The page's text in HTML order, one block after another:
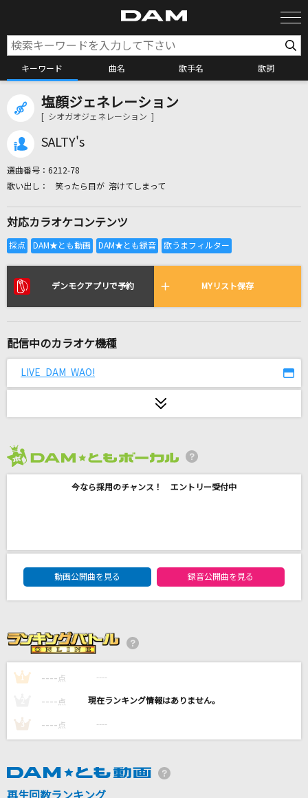
キーワード 曲名 歌手名 歌詞
カラオケ検索
全国りれき
リアルタイムで歌われている曲の一覧
[生音]SUMMER SONG
アスノヨゾラ哨戒班
Nostalgia
YOASOBI
[生音]蝶々結び
メルト CPK! Remix (かぐや ver.)
塩顔ジェネレーション
[ シオガオジェネレーション ]
SALTY's
選曲番号： 6212-78
笑ったら目が 溶けてしまって
対応カラオケコンテンツ
デンモクアプリで予約 MYリスト保存
配信中のカラオケ機種
LIVE DAM WAO!
今なら採用のチャンス！ エントリー受付中
DAM★ともボーカルエントリーランキング
動画公開曲を見る
録音公開曲を見る
1 ---- 点 ----
---- 点 ----
3 ---- 点 ----
再生回数ランキング